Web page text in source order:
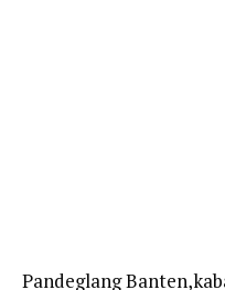
Pandeglang